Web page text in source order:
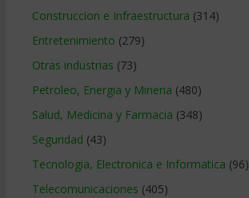
Construccion e Infraestructura (314)
Entretenimiento (279)
Otras industrias (73)
Petroleo, Energia y Mineria (480)
Salud, Medicina y Farmacia (348)
Seguridad (43)
Tecnologia, Electronica e Informatica (96)
Telecomunicaciones (405)